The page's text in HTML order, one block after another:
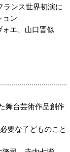
ランス世界初演に
ョン
ォエ、山口晋似
舞台芸術作品創作
な子どものこと